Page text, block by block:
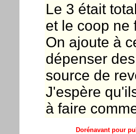
Le 3 était
et le coop ne
On ajoute à
dépenser
source de
J'espère
à faire
Dorénavant pour